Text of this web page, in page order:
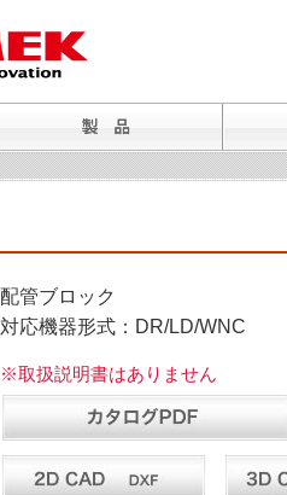
配管ブロック
対応機器形式：DR/LD/WNC
※取扱説明書はありません